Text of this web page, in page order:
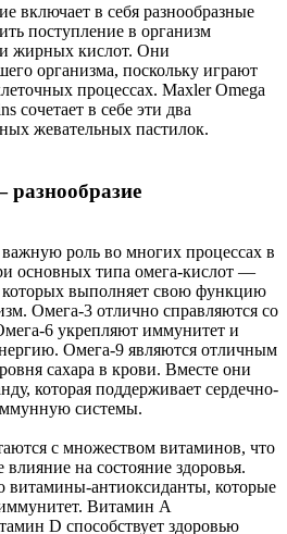
включает в себя разнообразные
поступление в организм
жирных кислот. Они
организма, поскольку играют
процессах. Maxler Omega
сочетает в себе эти два
жевательных пастилок.
разнообразие
роль во многих процессах в
основных типа омега-кислот —
выполняет свою функцию
Омега-3 отлично справляются со
6 укрепляют иммунитет и
Омега-9 являются отличным
сахара в крови. Вместе они
которая поддерживает сердечно-
системы.
с множеством витаминов, что
на состояние здоровья.
антиоксиданты, которые
Витамин А
D способствует здоровью